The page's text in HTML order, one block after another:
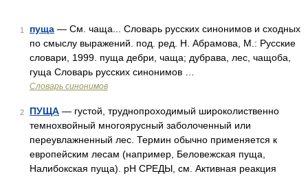
1 пуща — См. чаща... Словарь русских синонимов и сходных
по смыслу выражений. под. ред. Н. Абрамова, М.: Русские
словари, 1999. пуща дебри, чаща; дубрава, лес, чащоба,
гуща Словарь русских синонимов …
Словарь синонимов
2 ПУЩА — густой, труднопроходимый широколиственно
темнохвойный многоярусный заболоченный или
переувлажненный лес. Термин обычно применяется к
европейским лесам (например, Беловежская пуща,
Налибокская пуща). рН СРЕДЫ, см. Активная реакция